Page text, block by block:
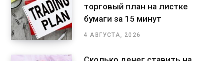
торговый план на листке
бумаги за 15 минут
4 АВГУСТА, 2026